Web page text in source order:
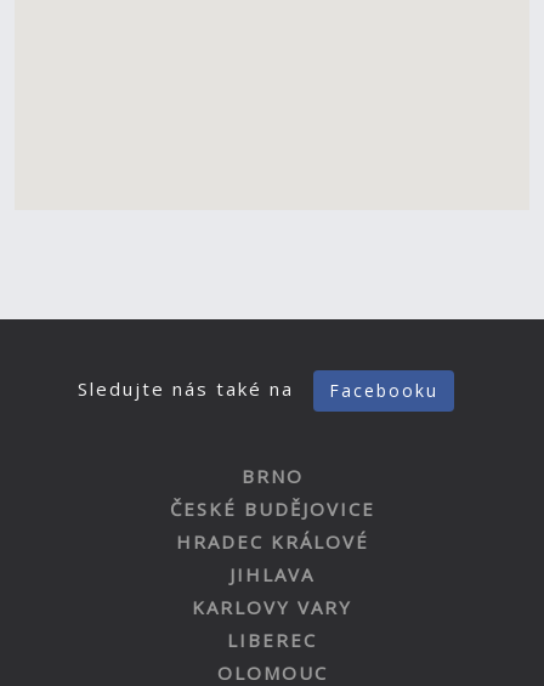
Sledujte nás také na Facebooku
BRNO
ČESKÉ BUDĚJOVICE
HRADEC KRÁLOVÉ
JIHLAVA
KARLOVY VARY
LIBEREC
OLOMOUC